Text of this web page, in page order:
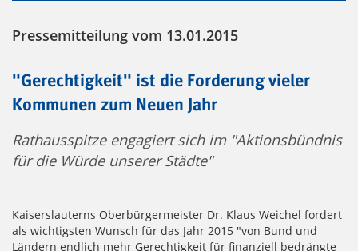
Pressemitteilung vom 13.01.2015
"Gerechtigkeit" ist die Forderung vieler
Kommunen zum Neuen Jahr
Rathausspitze engagiert sich im "Aktionsbündnis
für die Würde unserer Städte"
Kaiserslauterns Oberbürgermeister Dr. Klaus Weichel fordert
als wichtigsten Wunsch für das Jahr 2015 "von Bund und
Ländern endlich mehr Gerechtigkeit für finanziell bedrängte